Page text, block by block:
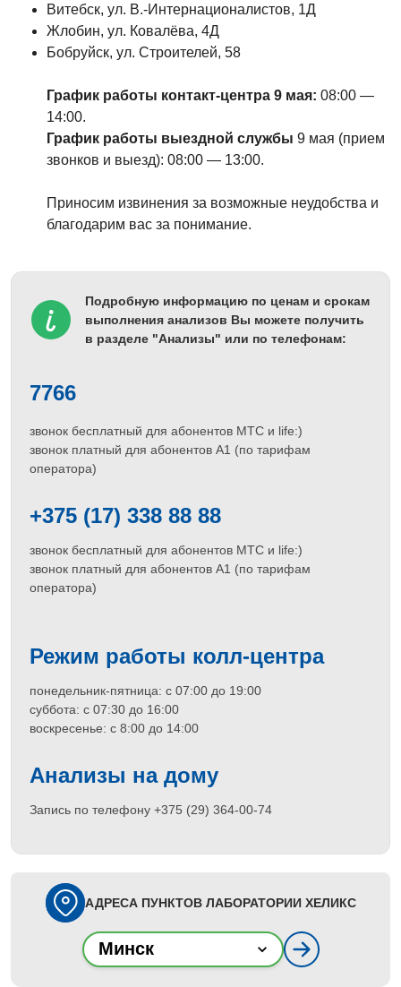
Витебск, ул. В.-Интернационалистов, 1Д
Жлобин, ул. Ковалёва, 4Д
Бобруйск, ул. Строителей, 58
График работы контакт-центра 9 мая: 08:00 —
14:00.
График работы выездной службы 9 мая (прием
звонков и выезд): 08:00 — 13:00.
Приносим извинения за возможные неудобства и
благодарим вас за понимание.
Подробную информацию по ценам и срокам
выполнения анализов Вы можете получить
в разделе "Анализы" или по телефонам:
7766
звонок бесплатный для абонентов МТС и life:)
звонок платный для абонентов A1 (по тарифам
оператора)
+375 (17) 338 88 88
звонок бесплатный для абонентов МТС и life:)
звонок платный для абонентов A1 (по тарифам
оператора)
Режим работы колл-центра
понедельник-пятница: с 07:00 до 19:00
суббота: с 07:30 до 16:00
воскресенье: с 8:00 до 14:00
Анализы на дому
Запись по телефону +375 (29) 364-00-74
АДРЕСА ПУНКТОВ ЛАБОРАТОРИИ ХЕЛИКС
Минск